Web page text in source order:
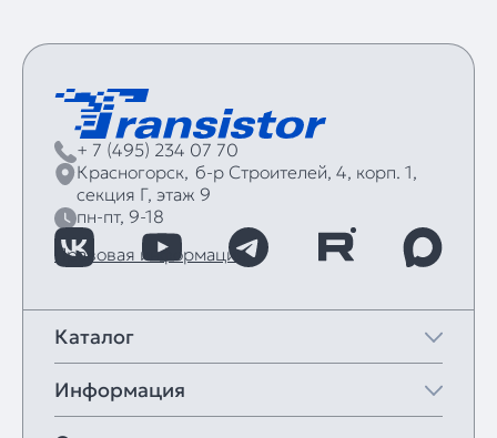
+ 7 (495) 234 07 70
Красногорск, б‑р Строителей, 4, корп. 1,
секция Г, этаж 9
пн-пт, 9-18
Правовая информация
Каталог
Информация